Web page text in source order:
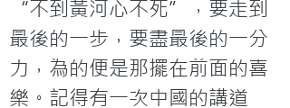
“不到黃河心不死”，要走到
最後的一步，要盡最後的一分
力，為的便是那擺在前面的喜
樂。記得有一次中國的講道